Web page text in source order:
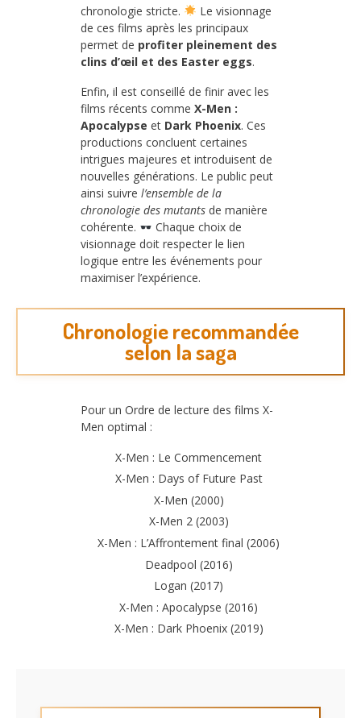
chronologie stricte.
Le visionnage
de ces films après les principaux
permet de profiter pleinement des
clins d’œil et des Easter eggs.
Enfin, il est conseillé de finir avec les
films récents comme X-Men :
Apocalypse et Dark Phoenix. Ces
productions concluent certaines
intrigues majeures et introduisent de
nouvelles générations. Le public peut
ainsi suivre l’ensemble de la
chronologie des mutants de manière
cohérente.
Chaque choix de
visionnage doit respecter le lien
logique entre les événements pour
maximiser l’expérience.
Chronologie recommandée
selon la saga
Pour un Ordre de lecture des films X-
Men optimal :
X-Men : Le Commencement
X-Men : Days of Future Past
X-Men (2000)
X-Men 2 (2003)
X-Men : L’Affrontement final (2006)
Deadpool (2016)
Logan (2017)
X-Men : Apocalypse (2016)
X-Men : Dark Phoenix (2019)